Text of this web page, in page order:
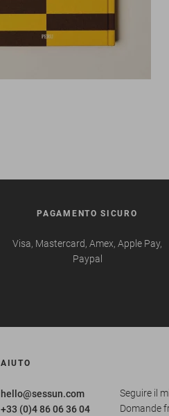
PAGAMENTO SICURO
Visa, Mastercard, Amex, Apple Pay,
Paypal
AIUTO
hello@sessun.com
+33 (0)4 86 06 36 04
Seguire il
Domande